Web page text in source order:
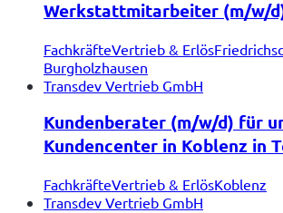
Werkstattmitarbeiter (m/w/
FachkräfteVertrieb & Erlös
Burgholzhausen
Transdev Vertrieb GmbH
Kundenberater (m/w/d) für
Kundencenter in Koblenz in
FachkräfteVertrieb & ErlösKoblenz
Transdev Vertrieb GmbH